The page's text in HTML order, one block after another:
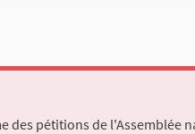
des pétitions de l'Assemblée